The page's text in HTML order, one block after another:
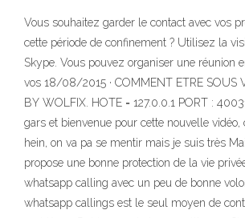
Vous souhaitez garder le contact avec vos
cette période de confinement ? Utilisez la
Skype. Vous pouvez organiser une réunion
vos 18/08/2015 · COMMENT ETRE SOUS
BY WOLFIX. HOTE = 127.0.0.1 PORT :
gars et bienvenue pour cette nouvelle
hein, on va pa se mentir mais je suis très
propose une bonne protection de la vie
whatsapp calling avec un peu de bonne
whatsapp callings est le seul moyen de